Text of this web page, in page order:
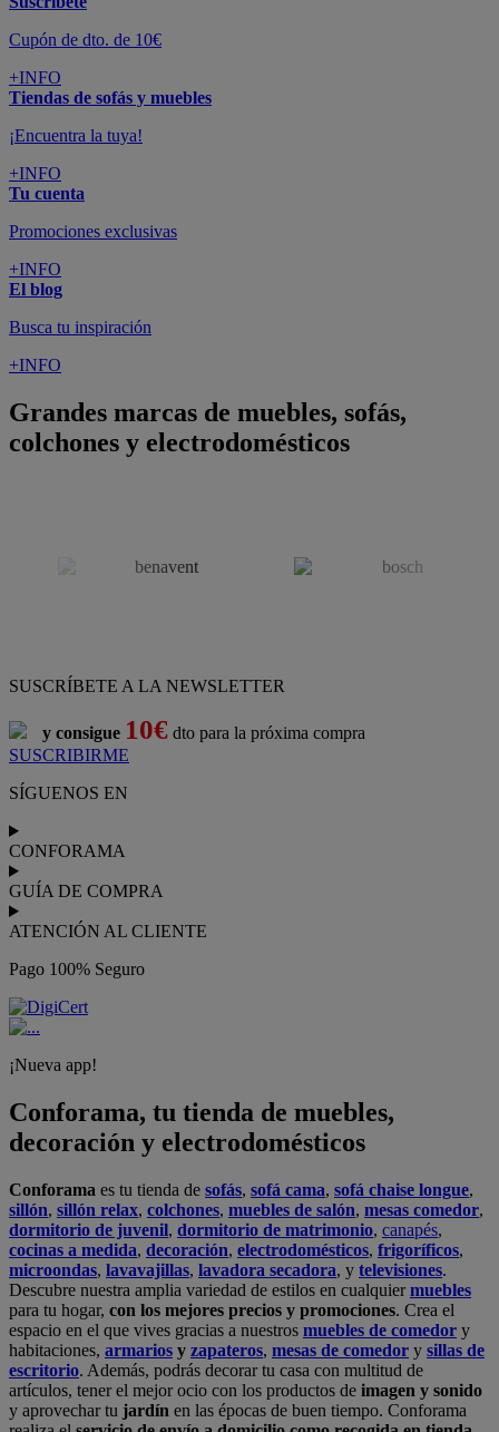
Cupón de dto. de 10€
+INFO
Tiendas de sofás y muebles
¡Encuentra la tuya!
+INFO
Tu cuenta
Promociones exclusivas
+INFO
El blog
Busca tu inspiración
+INFO
Grandes marcas de muebles, sofás,
colchones y electrodomésticos
SUSCRÍBETE A LA NEWSLETTER
y consigue 10€ dto para la próxima compra
SUSCRIBIRME
SÍGUENOS EN
CONFORAMA
GUÍA DE COMPRA
ATENCIÓN AL CLIENTE
Pago 100% Seguro
¡Nueva app!
Conforama, tu tienda de muebles,
decoración y electrodomésticos
Conforama es tu tienda de sofás, sofá cama, sofá chaise longue,
sillón, sillón relax, colchones, muebles de salón, mesas comedor,
dormitorio de juvenil, dormitorio de matrimonio, canapés,
cocinas a medida, decoración, electrodomésticos, frigoríficos,
microondas, lavavajillas, lavadora secadora, y televisiones.
Descubre nuestra amplia variedad de estilos en cualquiermuebles
para tu hogar, con los mejores precios y promociones. Crea el
espacio en el que vives gracias a nuestros muebles de comedor y
habitaciones, armarios y zapateros, mesas de comedor y sillas de
escritorio. Además, podrás decorar tu casa con multitud de
artículos, tener el mejor ocio con los productos de imagen y sonido
y aprovechar tu jardín en las épocas de buen tiempo. Conforama